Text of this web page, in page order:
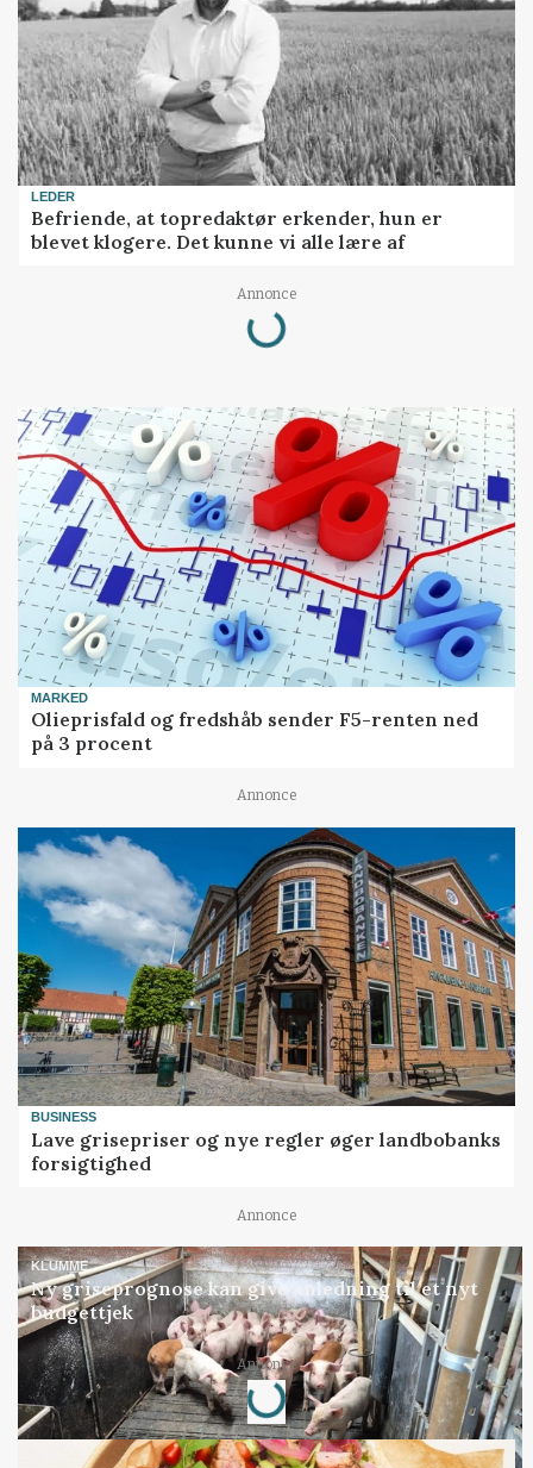
LEDER
Befriende, at topredaktør erkender, hun er
blevet klogere. Det kunne vi alle lære af
Annonce
Loading...
MARKED
Olieprisfald og fredshåb sender F5-renten ned
på 3 procent
Annonce
BUSINESS
Lave grisepriser og nye regler øger landbobanks
forsigtighed
Annonce
KLUMME
Ny griseprognose kan give anledning til et nyt
budgettjek
Annonce
Loading...